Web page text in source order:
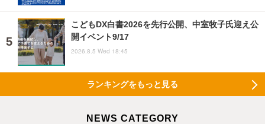
こどもDX白書2026を先行公開、中室牧子氏迎え公
開イベント9/17
2026.8.5 Wed 18:45
ランキングをもっと見る
NEWS CATEGORY